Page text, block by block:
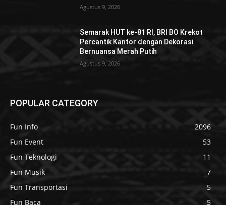
Agustus 9, 2026
Semarak HUT ke-81 RI, BRI BO Krekot
Percantik Kantor dengan Dekorasi
Bernuansa Merah Putih
Agustus 9, 2026
POPULAR CATEGORY
Fun Info
2096
Fun Event
53
Fun Teknologi
11
Fun Musik
7
Fun Transportasi
5
Fun Baca
5